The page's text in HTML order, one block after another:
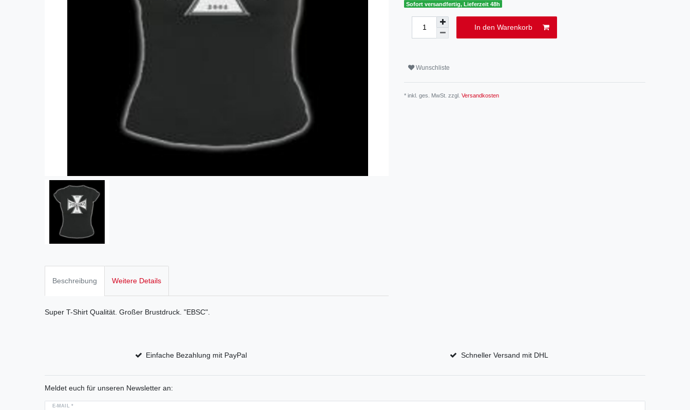
Sofort versandfertig, Lieferzeit 48h
In den Warenkorb
Wunschliste
* inkl. ges. MwSt. zzgl. Versandkosten
Beschreibung Weitere Details
Super T-Shirt Qualität. Großer Brustdruck. "EBSC".
Einfache Bezahlung mit PayPal Schneller Versand mit DHL
Meldet euch für unseren Newsletter an:
E-MAIL *